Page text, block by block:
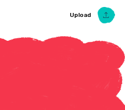
Upload